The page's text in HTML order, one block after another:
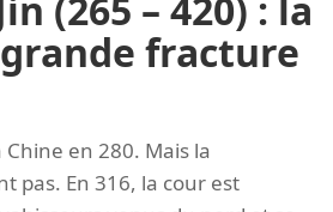
fracture
en 280. Mais la
pas. En 316, la cour est